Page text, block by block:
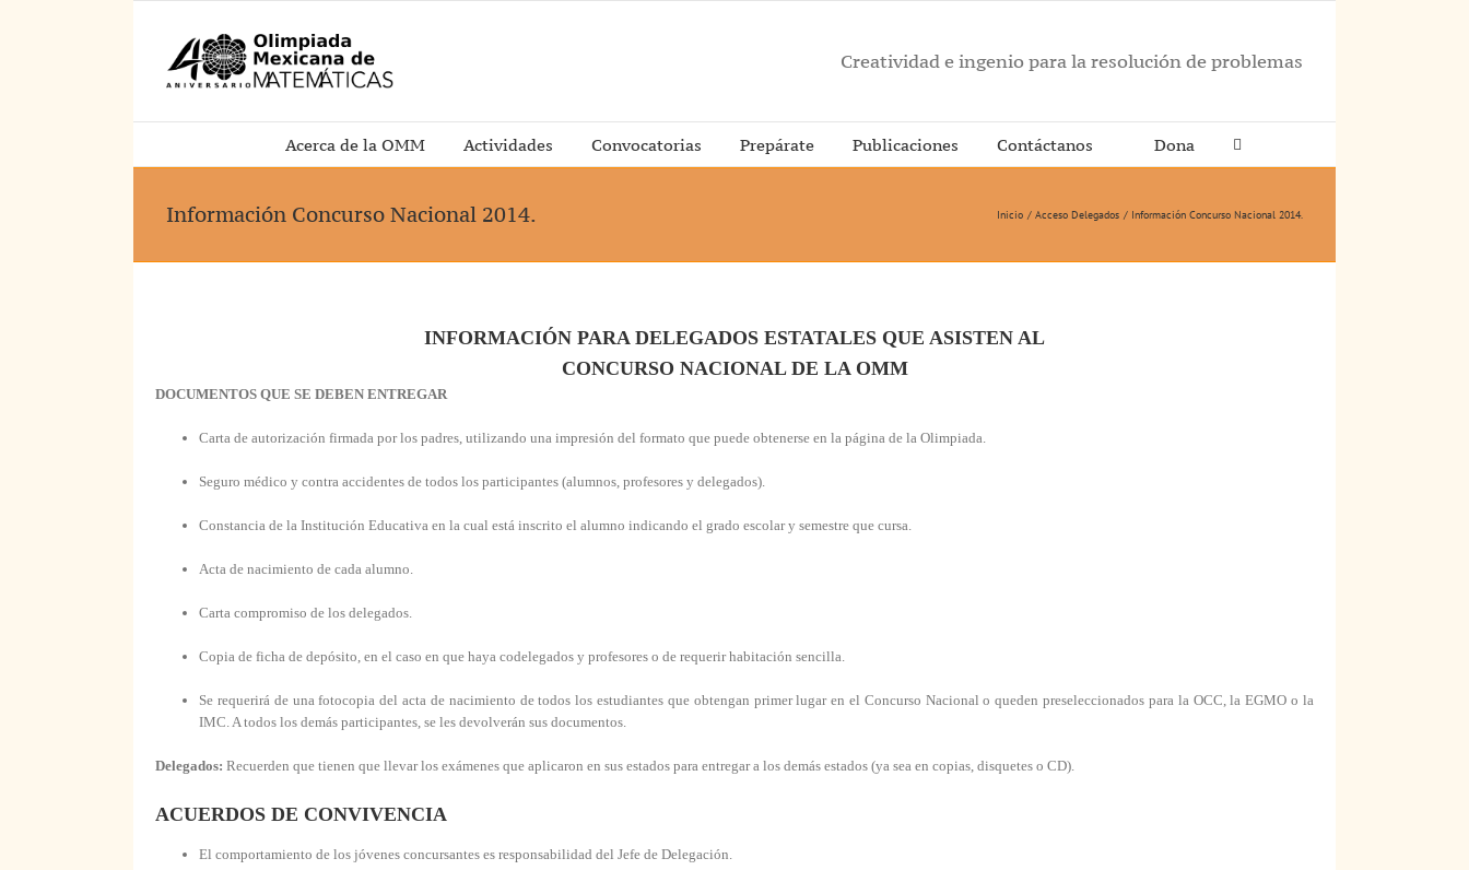
Creatividad e ingenio para la resolución de problemas
Acerca de la OMM Actividades Convocatorias Prepárate Publicaciones Contáctanos Dona
Información Concurso Nacional 2014. Inicio Acceso Delegados Información Concurso Nacional 2014.
INFORMACIÓN PARA DELEGADOS ESTATALES QUE ASISTEN AL
CONCURSO NACIONAL DE LA OMM
DOCUMENTOS QUE SE DEBEN ENTREGAR
Carta de autorización firmada por los padres, utilizando una impresión del formato que puede obtenerse en la página de la Olimpiada.
Seguro médico y contra accidentes de todos los participantes (alumnos, profesores y delegados).
Constancia de la Institución Educativa en la cual está inscrito el alumno indicando el grado escolar y semestre que cursa.
Acta de nacimiento de cada alumno.
Carta compromiso de los delegados.
Copia de ficha de depósito, en el caso en que haya codelegados y profesores o de requerir habitación sencilla.
Se requerirá de una fotocopia del acta de nacimiento de todos los estudiantes que obtengan primer lugar en el Concurso Nacional o queden preseleccionados para la OCC, la EGMO o la
IMC. A todos los demás participantes, se les devolverán sus documentos.
Delegados: Recuerden que tienen que llevar los exámenes que aplicaron en sus estados para entregar a los demás estados (ya sea en copias, disquetes o CD).
ACUERDOS DE CONVIVENCIA
El comportamiento de los jóvenes concursantes es responsabilidad del Jefe de Delegación.